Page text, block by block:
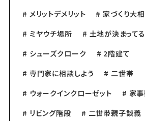
# メリットデメリット
# 家づくり大
# ミヤウチ場所
# 土地が決まってる
# シューズクローク
# 2階建て
# 専門家に相談しよう
# 二世帯
# ウォークインクローゼット
# 家
# リビング階段
# 二世帯親子談義